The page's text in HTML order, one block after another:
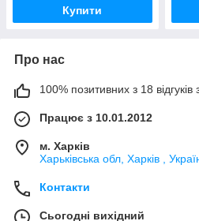
Купити
Про нас
100% позитивних з 18 відгуків
Працює з 10.01.2012
м. Харків
Харьківська обл, Харків ,
Контакти
Сьогодні вихідний